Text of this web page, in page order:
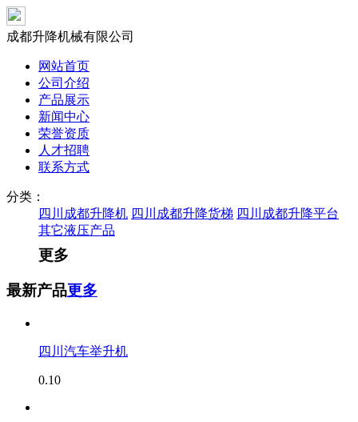
成都升降机械有限公司
网站首页
公司介绍
产品展示
新闻中心
荣誉资质
人才招聘
联系方式
分类：
四川成都升降机 四川成都升降货梯 四川成都升降平台
其它液压产品
更多
最新产品更多
四川汽车举升机
0.10